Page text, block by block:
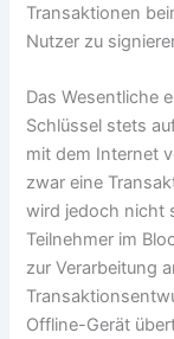
Transaktionen
Nutzer zu
Das Wesentliche
Schlüssel stets
mit dem Internet
zwar eine
wird jedoch nicht
Teilnehmer im
zur Verarbeitung
Offline-Gerät